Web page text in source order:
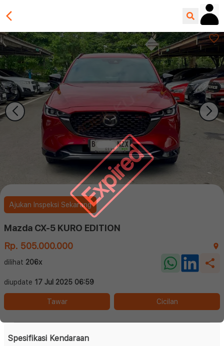
Expired
Ajukan Inspeksi Sekarang
Mazda CX-5 KURO EDITION
Rp. 505.000.000
dilihat 206x
diupdate 17 Jul 2025 06:59
Tawar Cicilan
Spesifikasi Kendaraan